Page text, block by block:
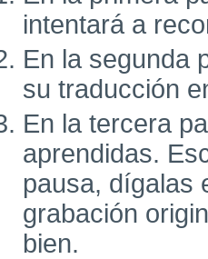
intentará a
En la segunda
su traducción
En la tercera
aprendidas.
pausa, dígalas
grabación
bien.